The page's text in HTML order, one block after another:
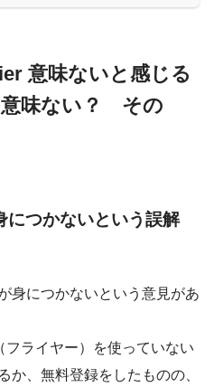
意味ないと感じる
意味ない？ その
につかないという誤解
身につかないという意見があ
ライヤー）を使っていない
か、無料登録をしたものの、